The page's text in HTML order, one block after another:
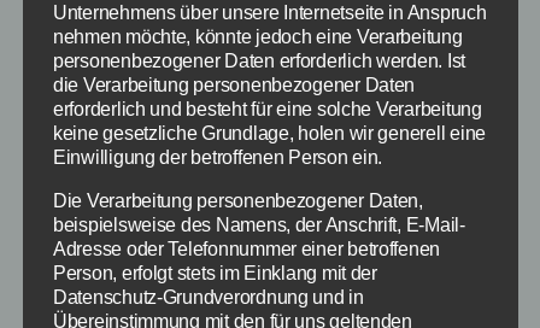
Diablo 3: So funktioniert
die Installation –
Vorbereitung auf den
Start
Beitragsautor
VonPaul Stelzer Veröffentlichungsdatum
14. Mai 2012
Unternehmens über unsere Internetseite in Anspruch
nehmen möchte, könnte jedoch eine Verarbeitung
personenbezogener Daten erforderlich werden. Ist
die Verarbeitung personenbezogener Daten
erforderlich und besteht für eine solche Verarbeitung
keine gesetzliche Grundlage, holen wir generell eine
Einwilligung der betroffenen Person ein.
Die Verarbeitung personenbezogener Daten,
beispielsweise des Namens, der Anschrift, E-Mail-
Adresse oder Telefonnummer einer betroffenen
Person, erfolgt stets im Einklang mit der
Datenschutz-Grundverordnung und in
Übereinstimmung mit den für uns geltenden